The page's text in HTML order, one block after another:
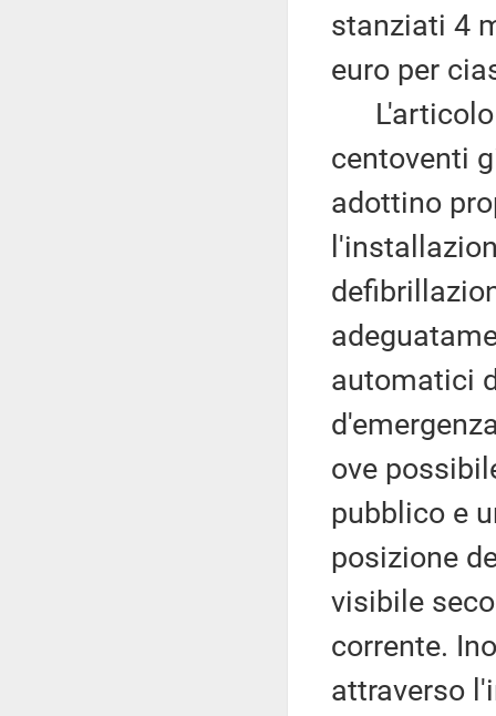
stanziati 4
euro per
L'articolo
centoventi
adottino
automatici
ove
pubblico e
posizione
visibile
corrente.
attraverso